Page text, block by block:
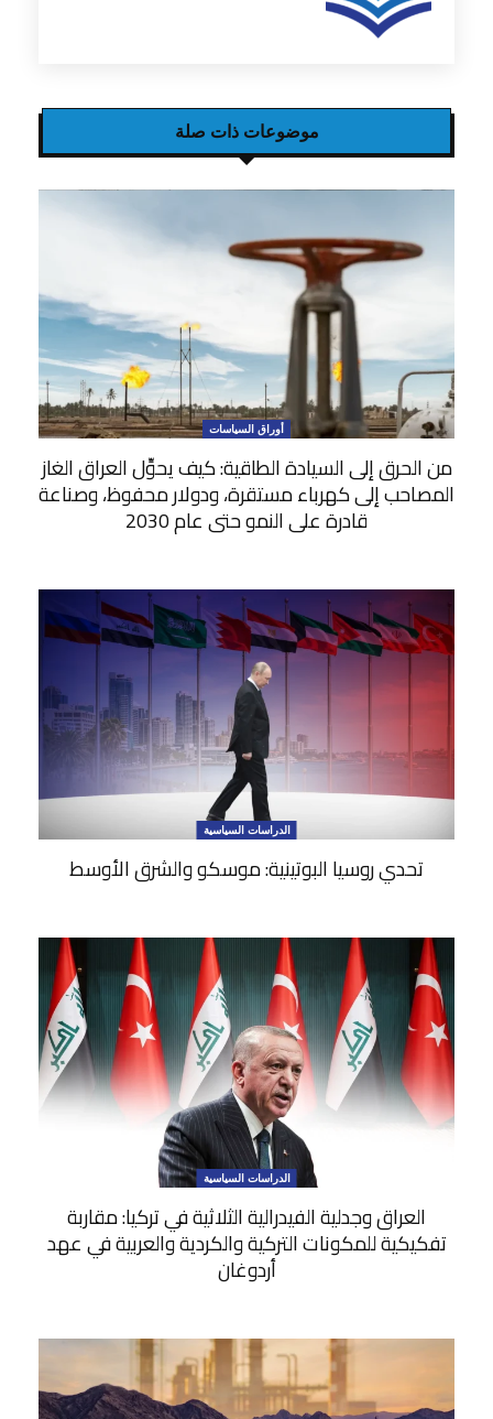
موضوعات ذات صلة
أوراق السياسات
من الحرق إلى السيادة الطاقية: كيف يحوِّل العراق الغاز
المصاحب إلى كهرباء مستقرة، ودولار محفوظ، وصناعة
قادرة على النمو حتى عام 2030
الدراسات السياسية
تحدي روسيا البوتينية: موسكو والشرق الأوسط
الدراسات السياسية
العراق وجدلية الفيدرالية الثلاثية في تركيا: مقاربة
تفكيكية للمكونات التركية والكردية والعربية في عهد
أردوغان